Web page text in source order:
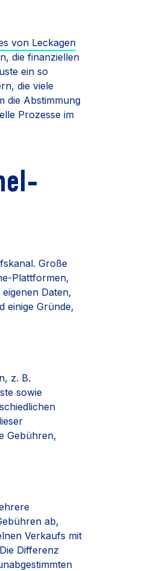
von Leckagen
die finanziellen
ein so
die viele
die Abstimmung
Prozesse im
Große
Plattformen,
Daten,
einige Gründe,
z. B.
sowie
Gebühren,
ab,
Verkaufs mit
Differenz